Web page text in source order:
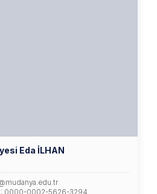
Eda İLHAN
0000-0002-5626-3294